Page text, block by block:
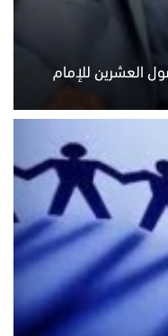
العشرين للإمام